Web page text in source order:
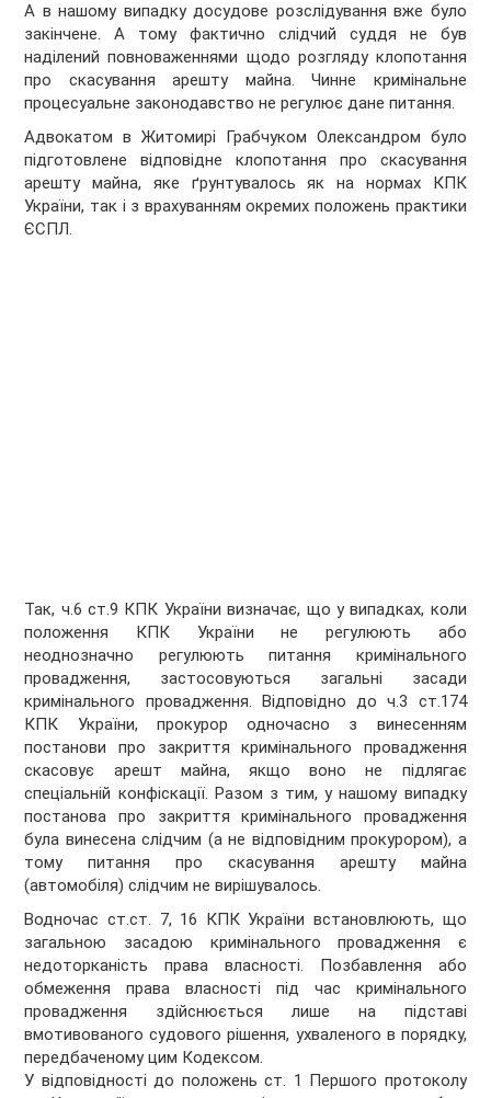
А в нашому випадку досудове розслідування вже було
закінчене. А тому фактично слідчий суддя не був
наділений повноваженнями щодо розгляду клопотання
про скасування арешту майна. Чинне кримінальне
процесуальне законодавство не регулює дане питання.
Адвокатом в Житомирі Грабчуком Олександром було
підготовлене відповідне клопотання про скасування
арешту майна, яке ґрунтувалось як на нормах КПК
України, так і з врахуванням окремих положень практики
ЄСПЛ.
Так, ч.6 ст.9 КПК України визначає, що у випадках, коли
положення КПК України не регулюють або
неоднозначно регулюють питання кримінального
провадження, застосовуються загальні засади
кримінального провадження. Відповідно до ч.3 ст.174
КПК України, прокурор одночасно з винесенням
постанови про закриття кримінального провадження
скасовує арешт майна, якщо воно не підлягає
спеціальній конфіскації. Разом з тим, у нашому випадку
постанова про закриття кримінального провадження
була винесена слідчим (а не відповідним прокурором), а
тому питання про скасування арешту майна
(автомобіля) слідчим не вирішувалось.
Водночас ст.ст. 7, 16 КПК України встановлюють, що
загальною засадою кримінального провадження є
недоторканість права власності. Позбавлення або
обмеження права власності під час кримінального
провадження здійснюється лише на підставі
вмотивованого судового рішення, ухваленого в порядку,
передбаченому цим Кодексом.
У відповідності до положень ст. 1 Першого протоколу